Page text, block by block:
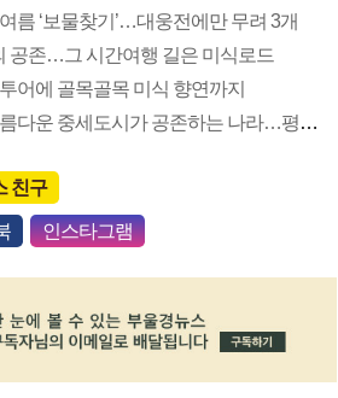
름 ‘보물찾기’…대웅전에만 무려 3개
공존…그 시간여행 길은 미식로드
어에 골목골목 미식 향연까지
집단학살의 현장과 아름다운 중세도시가 공존하는 나라…평화가 더 절실해졌다
친구
인스타그램